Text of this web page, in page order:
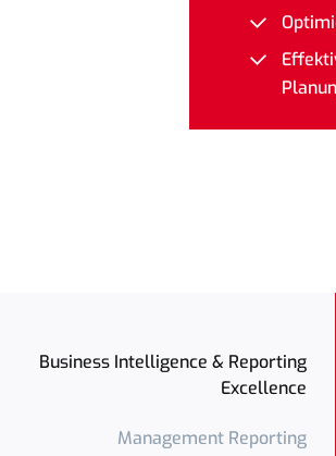
Wer wir
Business Intelligence & Reporting
Excellence
Management Reporting